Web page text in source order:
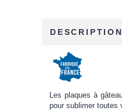
DESCRIPTION
Les plaques à
pour sublimer toutes